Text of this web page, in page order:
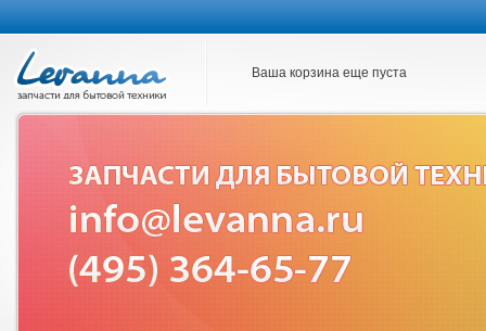
Ваша корзина еще пуста